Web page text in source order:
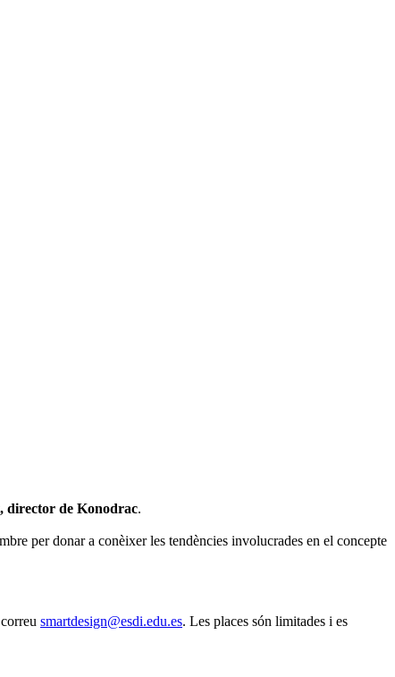
director de Konodrac.
per donar a conèixer les tendències involucrades en el concepte
smartdesign@esdi.edu.es. Les places són limitades i es